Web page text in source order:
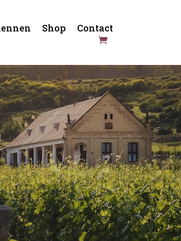
Shop Contact